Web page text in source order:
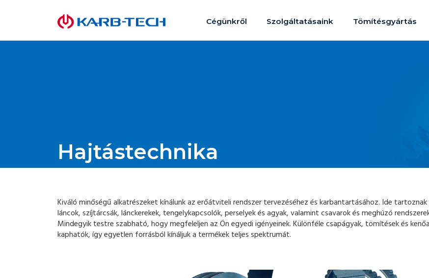
Cégünkről Szolgáltatásaink Tömítésgyártás
Hajtástechnika
Kiváló minőségű alkatrészeket kínálunk az erőátviteli rendszer tervezéséhez és karbantartásához. Ide tartoznak
láncok, szíjtárcsák, lánckerekek, tengelykapcsolók, perselyek és agyak, valamint csavarok és meghúzó
Mindegyik testre szabható, hogy megfeleljen az Ön egyedi igényeinek. Különféle csapágyak, tömítések és
kaphatók, így egyetlen forrásból kínáljuk a termékek teljes spektrumát.